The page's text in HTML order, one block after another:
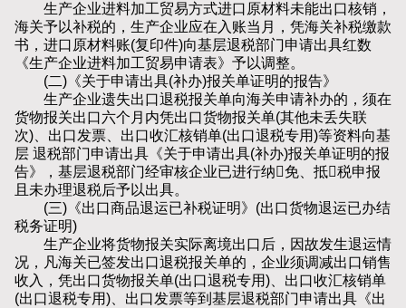
生产企业进料加工贸易方式进口原材料未能出口核销，
海关予以补税的，生产企业应在入账当月，凭海关补税缴款
书，进口原材料账(复印件)向基层退税部门申请出具红数
《生产企业进料加工贸易申请表》予以调整。
(二)《关于申请出具(补办)报关单证明的报告》
生产企业遗失出口退税报关单向海关申请补办的，须在
货物报关出口六个月内凭出口货物报关单(其他未丢失联
次)、出口发票、出口收汇核销单(出口退税专用)等资料向基
层 退税部门申请出具《关于申请出具(补办)报关单证明的报
告》，基层退税部门经审核企业已进行纳免、抵税申报
且未办理退税后予以出具。
(三)《出口商品退运已补税证明》(出口货物退运已办结
税务证明)
生产企业将货物报关实际离境出口后，因故发生退运情
况，凡海关已签发出口退税报关单的，企业须调减出口销售
收入，凭出口货物报关单(出口退税专用)、出口收汇核销单
(出口退税专用)、出口发票等到基层退税部门申请出具《出